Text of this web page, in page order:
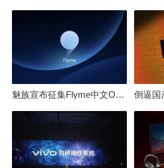
魅族宣布征集Flyme中文OS名：要像鸿蒙、澎湃一样响亮